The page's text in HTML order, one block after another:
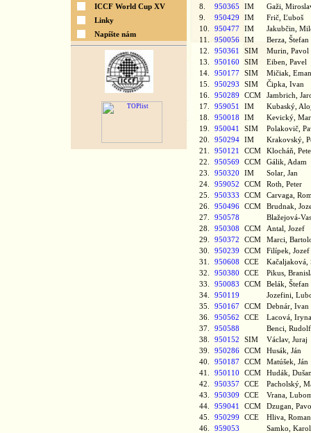
ICCF World Cup XV
Linky
Napíšte nám
8.
950365 IM
Gaži,
9.
950429 IM
Frič, Ľuboš
10.
950477 IM
Jakubčin,
11.
950056 IM
Berza,
12.
950361 SIM
Murin,
13.
950160 SIM
Eiben, Pavel
14.
950177 SIM
Mičiak,
15.
950293 SIM
Čipka, Ivan
16.
950289 CCM
Jambrich,
17.
959051 IM
Kubaský,
18.
950018 IM
Kevický,
19.
950041 SIM
Polakovič,
20.
950294 IM
Krakovský,
21.
950121 CCM
Klocháň,
22.
950569 CCM
Gálik, Adam
23.
950320 IM
Solar, Jan
24.
959052 CCM
Roth, Peter
25.
950333 CCM
Carvaga,
26.
950496 CCM
Brudnak,
27.
950578
Blažejová-
28.
950308 CCM
Antal, Jozef
29.
950372 CCM
Marci,
30.
950239 CCM
Filípek,
31.
950608 CCE
32.
950380 CCE
Pikus,
33.
950083 CCM
Belák,
34.
950119
Jozefini,
35.
950167 CCM
Debnár,
36.
950562 CCE
Lacová,
37.
950588
Benci,
38.
950152 SIM
Václav, Juraj
39.
950286 CCM
Husák, Ján
40.
950187 CCM
Matúšek,
41.
950110 CCM
Hudák,
42.
950357 CCE
Pacholský,
43.
950309 CCE
Vrana,
44.
959041 CCM
Dzugan,
45.
950299 CCE
Hliva,
46.
959053
Samko,